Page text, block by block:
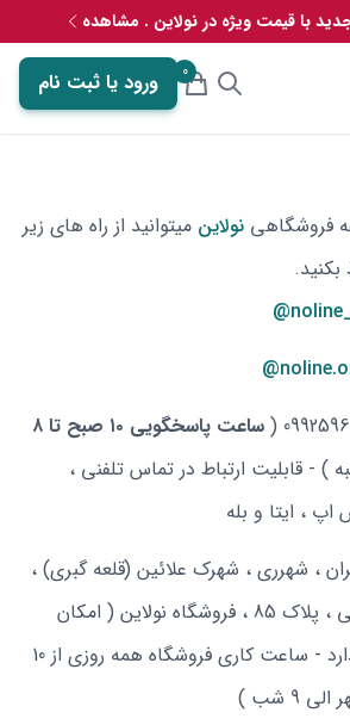
با قیمت ویژه در نولاین . مشاهده
0 ورود یا ثبت نام
فروشگاهی نولاین میتوانید از راه های زیر
بکنید.
ساعت پاسخگویی ۱۰ صبح تا ۸
) - قابلیت ارتباط در تماس تلفنی ،
اپ ، ایتا و بله
، شهرری ، شهرک علائین (قلعه گبری) ،
خیابان مصطفی خمینی ، پلاک 85 ، فروشگاه نولاین ( امکان
خرید حضوری وجود دارد - ساعت کاری فروشگاه همه روزی از 10